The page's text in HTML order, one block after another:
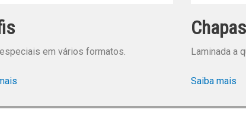
em vários formatos.
Chapas
Laminada a
Saiba mais